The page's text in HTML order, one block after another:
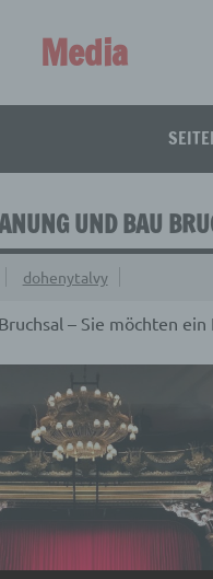
Media
UND BAU
dohenytalvy
– Sie möchten